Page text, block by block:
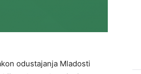
odustajanja Mladosti